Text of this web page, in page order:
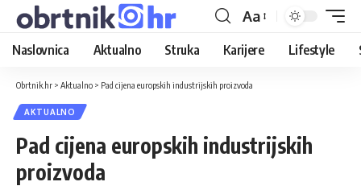
Aa
Naslovnica Aktualno Struka Karijere Lifestyle
Obrtnik.hr > Aktualno > Pad cijena europskih industrijskih proizvoda
AKTUALNO
Pad cijena europskih industrijskih
proizvoda